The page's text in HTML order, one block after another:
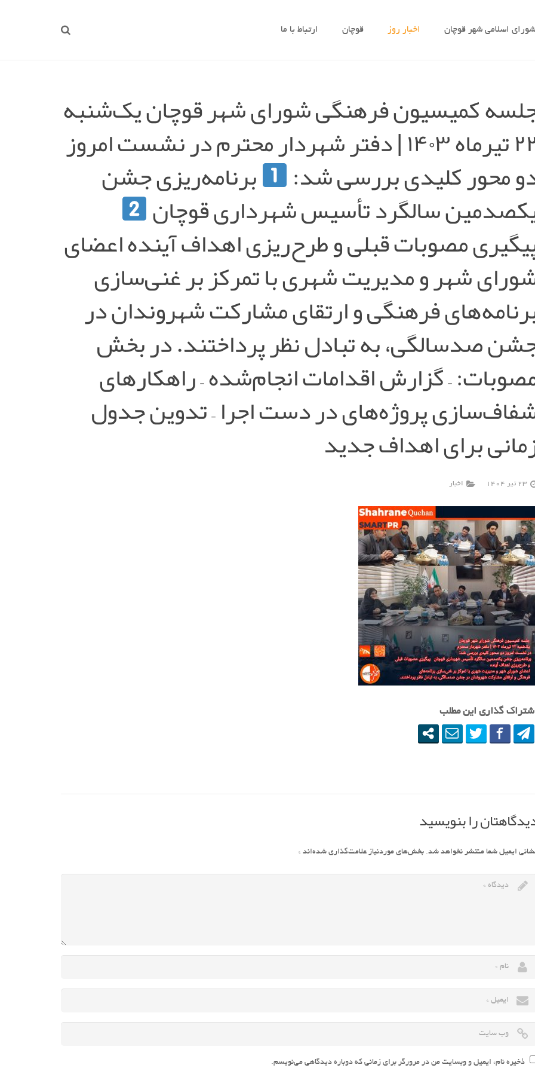
شورای اسلامی شهر قوچان اخبار روز قوچان ارتباط با ما
کمیسیون فرهنگی شورای شهر قوچان یک‌شنبه
۲۲ تیرماه ۱۴۰۳ | دفتر شهردار محترم در نشست امروز
محور کلیدی بررسی شد: برنامه‌ریزی جشن
سالگرد تأسیس شهرداری قوچان
مصوبات قبلی و طرح‌ریزی اهداف آینده اعضای
شهر و مدیریت شهری با تمرکز بر غنی‌سازی
فرهنگی و ارتقای مشارکت شهروندان در
صدسالگی، به تبادل نظر پرداختند. در بخش
– گزارش اقدامات انجام‌شده – راهکارهای
پروژه‌های در دست اجرا – تدوین جدول
برای اهداف جدید
23 تیر 1404 اخبار
گذاری این مطلب
را بنویسید
ایمیل شما منتشر نخواهد شد. بخش‌های موردنیاز علامت‌گذاری شده‌اند *
ذخیره نام، ایمیل و وبسایت من در مرورگر برای زمانی که دوباره دیدگاهی می‌نویسم.